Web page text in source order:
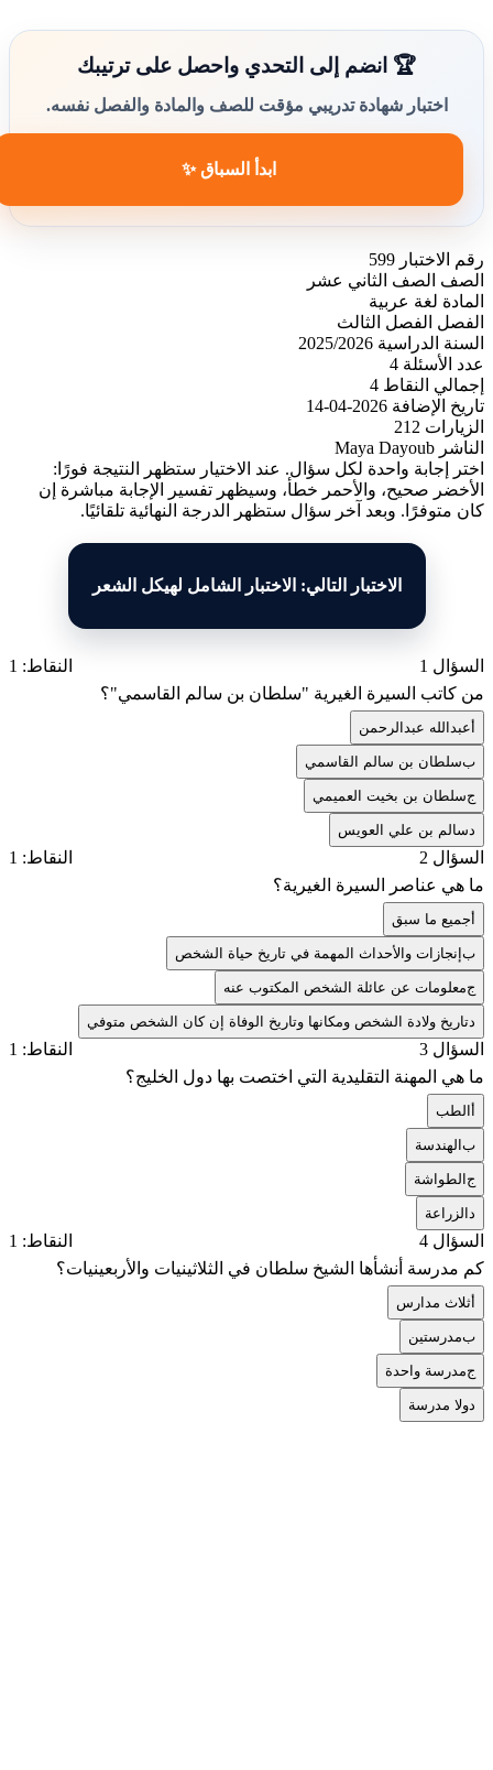
🏆 انضم إلى التحدي واحصل على ترتيبك
اختبار شهادة تدريبي مؤقت للصف والمادة والفصل نفسه.
ابدأ السباق ✨
رقم الاختبار 599
الصف
الصف الثاني عشر
المادة لغة عربية
الفصل
الفصل الثالث
السنة الدراسية 2025/2026
عدد الأسئلة 4
إجمالي النقاط 4
تاريخ الإضافة 2026-04-14
الزيارات 212
الناشر Maya Dayoub
اختر إجابة واحدة لكل سؤال. عند الاختيار ستظهر النتيجة فورًا:
الأخضر صحيح، والأحمر خطأ، وسيظهر تفسير الإجابة مباشرة إن
كان متوفرًا. وبعد آخر سؤال ستظهر الدرجة النهائية تلقائيًا.
الاختبار التالي: الاختبار الشامل لهيكل الشعر
السؤال 1
النقاط: 1
من كاتب السيرة الغيرية "سلطان بن سالم القاسمي"؟
عبدالله عبدالرحمن
بسلطان بن سالم القاسمي
جسلطان بن بخيت العميمي
سالم بن علي العويس
السؤال 2
النقاط: 1
ما هي عناصر السيرة الغيرية؟
جميع ما سبق
بإنجازات والأحداث المهمة في تاريخ حياة الشخص
جمعلومات عن عائلة الشخص المكتوب عنه
تاريخ ولادة الشخص ومكانها وتاريخ الوفاة إن كان الشخص متوفي
السؤال 3
النقاط: 1
ما هي المهنة التقليدية التي اختصت بها دول الخليج؟
الطب
بالهندسة
جالطواشة
الزراعة
السؤال 4
النقاط: 1
كم مدرسة أنشأها الشيخ سلطان في الثلاثينيات والأربعينيات؟
ثلاث مدارس
بمدرستين
جمدرسة واحدة
ولا مدرسة